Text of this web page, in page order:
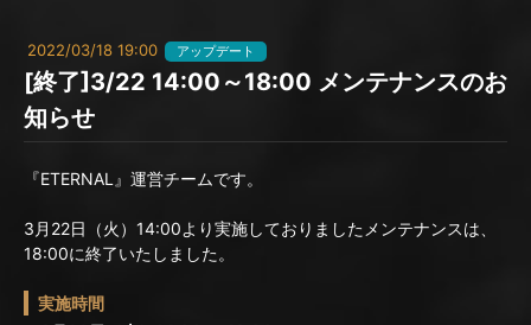
2022/03/18 19:00 アップデート
[終了]3/22 14:00～18:00 メンテナンスのお
知らせ
『ETERNAL』運営チームです。
3月22日（火）14:00より実施しておりましたメンテナンスは、
18:00に終了いたしました。
実施時間